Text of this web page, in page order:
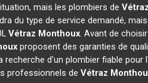
mais les plombiers de
du type de service demandé,
Vétraz Monthoux. Avant de
proposent des garanties de
recherche d'un plombier fiable pour
professionnels de Vétraz